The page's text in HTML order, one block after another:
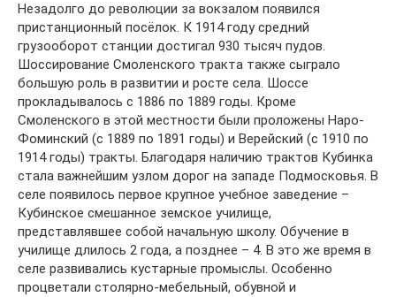
Незадолго до революции за вокзалом появился
пристанционный посёлок. К 1914 году средний
грузооборот станции достигал 930 тысяч пудов.
Шоссирование Смоленского тракта также сыграло
большую роль в развитии и росте села. Шоссе
прокладывалось с 1886 по 1889 годы. Кроме
Смоленского в этой местности были проложены Наро-
Фоминский (с 1889 по 1891 годы) и Верейский (с 1910 по
1914 годы) тракты. Благодаря наличию трактов Кубинка
стала важнейшим узлом дорог на западе Подмосковья. В
селе появилось первое крупное учебное заведение –
Кубинское смешанное земское училище,
представлявшее собой начальную школу. Обучение в
училище длилось 2 года, а позднее – 4. В это же время в
селе развивались кустарные промыслы. Особенно
процветали столярно-мебельный, обувной и